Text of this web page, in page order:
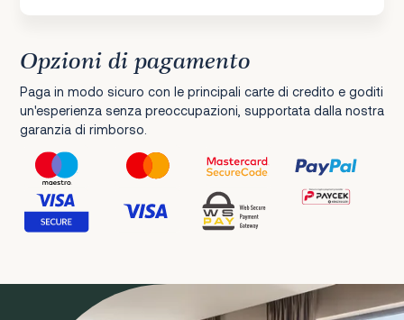
Opzioni di pagamento
Paga in modo sicuro con le principali carte di credito e goditi
un'esperienza senza preoccupazioni, supportata dalla nostra
garanzia di rimborso.